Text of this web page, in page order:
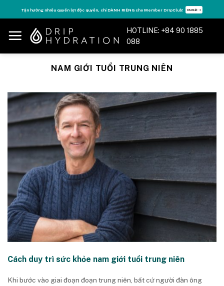
to
content
Tận hưởng nhiều quyền lợi độc quyền, chỉ DÀNH RIÊNG cho Member DripClub! Chi tiết ➝
HOTLINE: +84 90 1885
088
NAM GIỚI TUỔI TRUNG NIÊN
Cách duy trì sức khỏe nam giới tuổi trung niên
Khi bước vào giai đoạn đoạn trung niên, bất cứ người đàn ông